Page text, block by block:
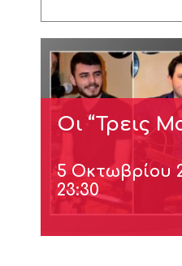
Οι “Τρεις
5 Οκτωβρίου
23:30